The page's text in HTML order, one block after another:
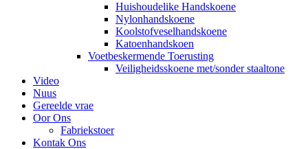
Huishoudelike Handskoene
Nylonhandskoene
Koolstofveselhandskoene
Katoenhandskoen
Voetbeskermende Toerusting
Veiligheidsskoene met/sonder staaltone
Video
Nuus
Gereelde vrae
Oor Ons
Fabriekstoer
Kontak Ons